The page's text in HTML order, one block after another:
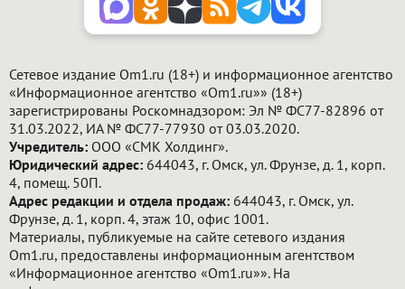
Сетевое издание Om1.ru (18+) и информационное агентство
«Информационное агентство «Om1.ru»» (18+)
зарегистрированы Роскомнадзором: Эл № ФС77-82896 от
31.03.2022, ИА № ФС77-77930 от 03.03.2020.
Учредитель: ООО «СМК Холдинг».
Юридический адрес: 644043, г. Омск, ул. Фрунзе, д. 1, корп.
4, помещ. 50П.
Адрес редакции и отдела продаж: 644043, г. Омск, ул.
Фрунзе, д. 1, корп. 4, этаж 10, офис 1001.
Материалы, публикуемые на сайте сетевого издания
Om1.ru, предоставлены информационным агентством
«Информационное агентство «Om1.ru»». На